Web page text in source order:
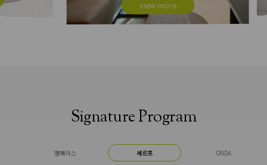
view more
Signature Program
엠페이스 세르프 ONDA